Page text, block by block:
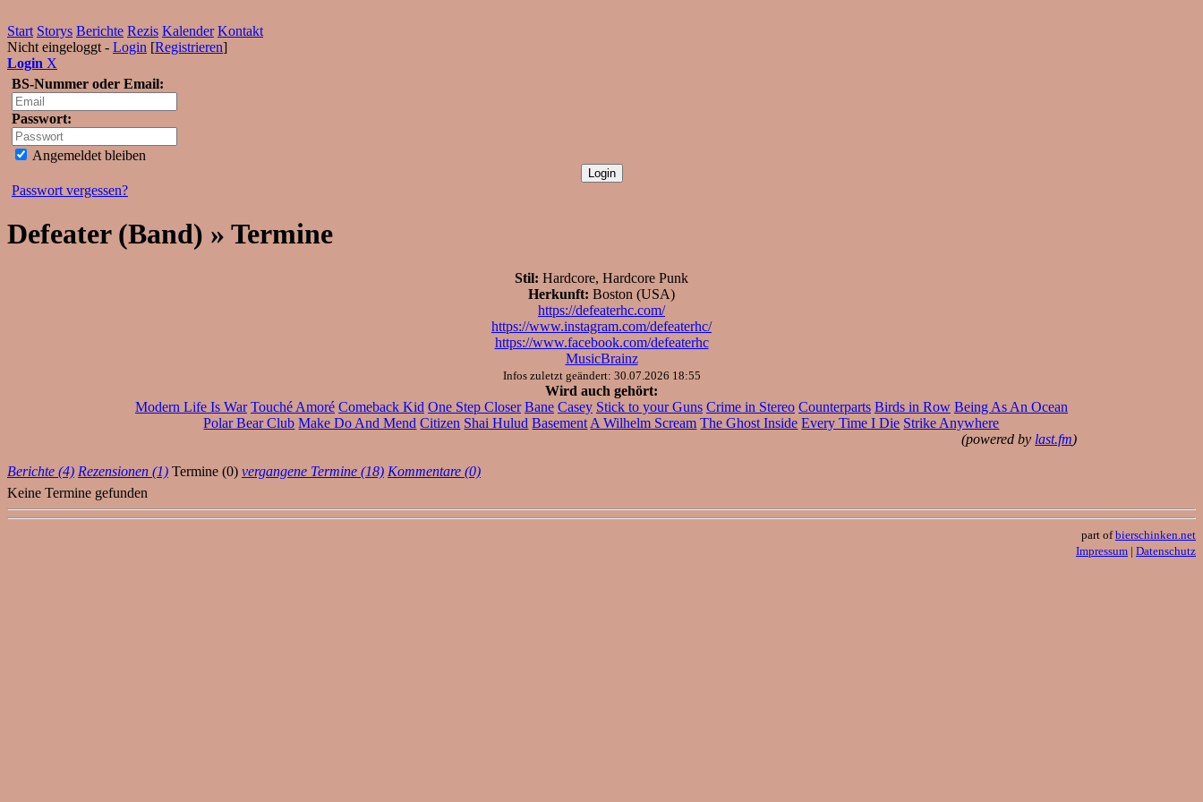
Start Storys Berichte Rezis Kalender Kontakt
Nicht eingeloggt - Login [Registrieren]
Login X
BS-Nummer oder Email:
Passwort:
Angemeldet bleiben
Passwort vergessen?
Defeater (Band) » Termine
Stil: Hardcore, Hardcore Punk
Herkunft: Boston (USA)
https://defeaterhc.com/
https://www.instagram.com/defeaterhc/
https://www.facebook.com/defeaterhc
MusicBrainz
Infos zuletzt geändert: 30.07.2026 18:55
Wird auch gehört:
Modern Life Is War Touché Amoré Comeback Kid One Step Closer Bane Casey Stick to your Guns Crime in Stereo Counterparts Birds in Row Being As An Ocean
Polar Bear Club Make Do And Mend Citizen Shai Hulud Basement A Wilhelm Scream The Ghost Inside Every Time I Die Strike Anywhere
(powered by last.fm)
Berichte (4) Rezensionen (1) Termine (0) vergangene Termine (18) Kommentare (0)
Keine Termine gefunden
part ofbierschinken.net
Impressum | Datenschutz